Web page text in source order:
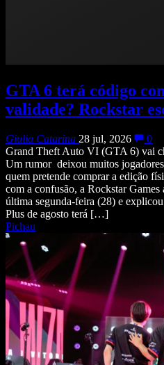
GTA 6 terá código
validade? Rockstar
Giulia Catarina 28 jul, 2026
0
Grand Theft Auto VI (GTA 6) vai
Um rumor deixou muitos
quem pretende comprar a edição
com a confusão, a Rockstar
última segunda-feira (28) e
Plus de agosto terá […]
Pichau